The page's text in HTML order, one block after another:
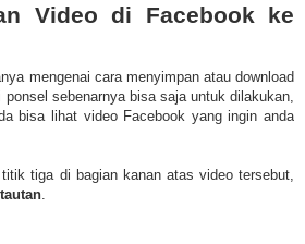
Video di Facebook ke
mengenai cara menyimpan atau download
sebenarnya bisa saja untuk dilakukan,
bisa lihat video Facebook yang ingin anda
tiga di bagian kanan atas video tersebut,
.